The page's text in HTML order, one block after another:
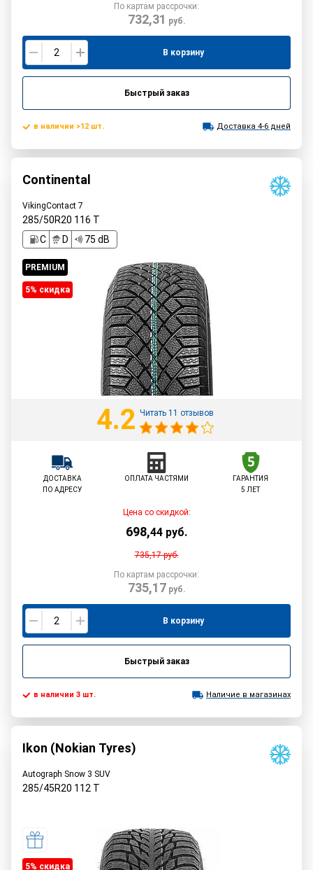
По картам рассрочки:
732,31 руб.
В корзину
Быстрый заказ
в наличии >12 шт. Доставка 4-6 дней
Continental
VikingContact 7
285/50R20 116 T
C
D 75 dB
PREMIUM
5% cкидка
4.2 Читать 11 отзывов
ДОСТАВКА
ПО АДРЕСУ
ОПЛАТА ЧАСТЯМИ
ГАРАНТИЯ
5 ЛЕТ
Цена со скидкой:
698,44 руб.
735,17руб.
По картам рассрочки:
735,17 руб.
В корзину
Быстрый заказ
в наличии 3 шт. Наличие в магазинах
Ikon (Nokian Tyres)
Autograph Snow 3 SUV
285/45R20 112 T
5% cкидка